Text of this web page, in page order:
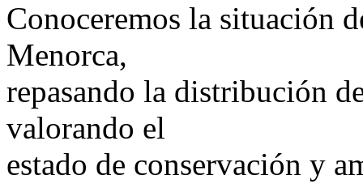
Conoceremos la situación
Menorca,
repasando la distribución
valorando el
estado de conservación y